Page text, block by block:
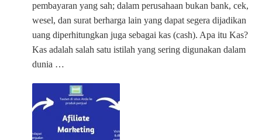
pembayaran yang sah; dalam perusahaan bukan bank, cek,
wesel, dan surat berharga lain yang dapat segera dijadikan
uang diperhitungkan juga sebagai kas (cash). Apa itu Kas?
Kas adalah salah satu istilah yang sering digunakan dalam
dunia …